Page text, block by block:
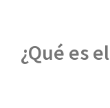
¿Qué es